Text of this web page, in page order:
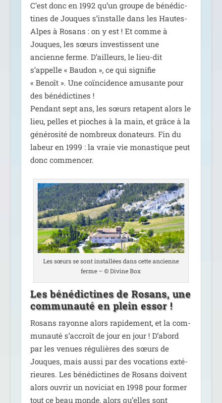
C’est donc en 1992 qu’un groupe de béné­dic­
tines de Jouques s’installe dans les Hautes-
Alpes à Rosans : on y est ! Et comme à
Jouques, les sœurs inves­tissent une
ancienne ferme. D’ailleurs, le lieu-dit
s’appelle « Baudon », ce qui signi­fie
« Benoît ». Une coïn­ci­dence amu­sante pour
des béné­dic­tines !
Pendant sept ans, les sœurs retapent alors le
lieu, pelles et pioches à la main, et grâce à la
géné­ro­si­té de nom­breux dona­teurs. Fin du
labeur en 1999 : la vraie vie monas­tique peut
donc commencer.
Les sœurs se sont ins­tal­lées dans cette ancienne
ferme – © Divine Box
Les bénédictines de Rosans, une
communauté en plein essor !
Rosans rayonne alors rapi­de­ment, et la com­
mu­nau­té s’accroît de jour en jour ! D’abord
par les venues régu­lières des sœurs de
Jouques, mais aus­si par des voca­tions exté­
rieures. Les béné­dic­tines de Rosans doivent
alors ouvrir un novi­ciat en 1998 pour for­mer
tout ce beau monde, alors qu’elles sont